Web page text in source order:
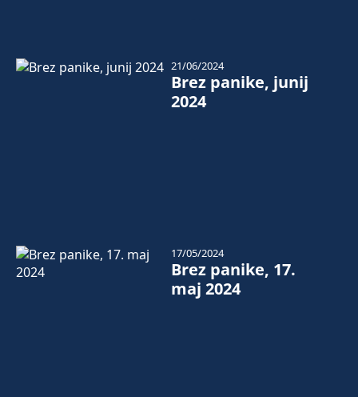
Brez panike, junij
2024
21/06/2024
Brez panike, 17.
maj 2024
17/05/2024